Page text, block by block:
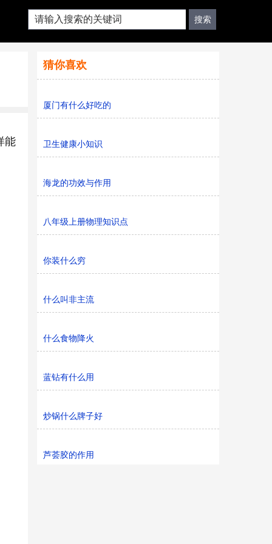
能
猜你喜欢
厦门有什么好吃的
卫生健康小知识
海龙的功效与作用
八年级上册物理知识点
你装什么穷
什么叫非主流
什么食物降火
蓝钻有什么用
炒锅什么牌子好
芦荟胶的作用